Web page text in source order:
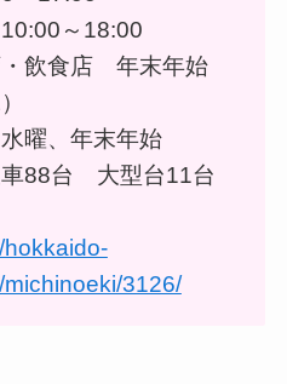
～18:00
飲食店 年末年始
曜、年末年始
88台 大型台11台
hokkaido-
3126/